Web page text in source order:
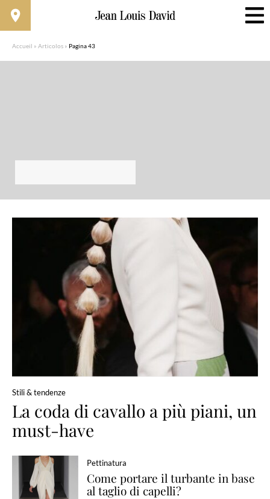
Accueil » Articolos » Pagina 43
Stili & tendenze
La coda di cavallo a più piani, un
must-have
Pettinatura
Come portare il turbante in base
al taglio di capelli?